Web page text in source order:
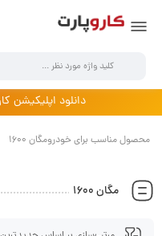
دانلود اپلیکیشن
محصول مناسب برای خودرومگان 1600
مگان 1600